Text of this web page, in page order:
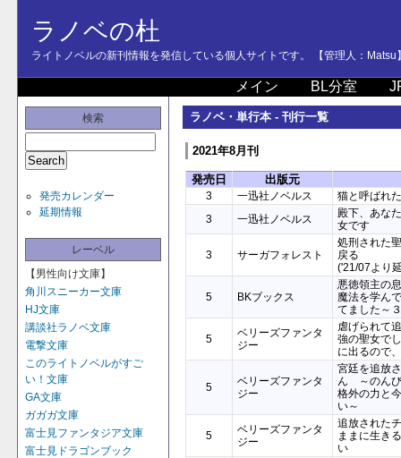
ラノベの杜
ライトノベルの新刊情報を発信している個人サイトです。 【管理人：Matsu
メイン BL分室
検索
発売カレンダー
延期情報
レーベル
【男性向け文庫】
角川スニーカー文庫
HJ文庫
講談社ラノベ文庫
電撃文庫
このライトノベルがすご
い！文庫
GA文庫
ガガガ文庫
富士見ファンタジア文庫
富士見ドラゴンブック
ラノベ・単行本 - 刊行一覧
2021年8月刊
発売日 出版元
3 一迅社ノベルス
猫と呼ばれ
3
一迅社ノベルス
殿下、あな
女です
3 サーガフォレスト
処刑された
戻る
('21/07より
5 BKブックス
悪徳領主の
魔法を学ん
てました～３
5
ベリーズファンタ
ジー
虐げられて
強の聖女で
に出るので
5
ベリーズファンタ
ジー
宮廷を追放
ん ～のんび
格外の力と
い～
5
ベリーズファンタ
ジー
追放された
ままに生き
い